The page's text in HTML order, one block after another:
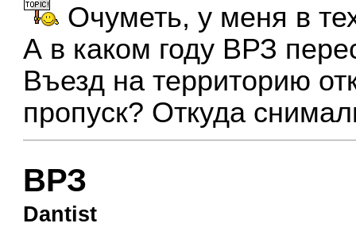
Очуметь, у меня в
А в каком году ВРЗ
Въезд на территорию
пропуск? Откуда
ВРЗ
Dantist